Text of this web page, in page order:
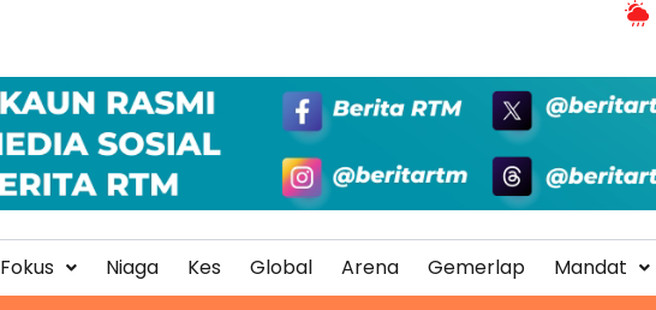
Fokus Niaga Kes Global Arena Gemerlap Mandat